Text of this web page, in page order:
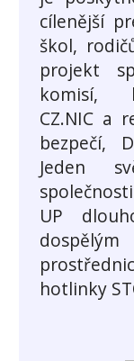
cílenější
škol,
projekt
komisí,
CZ.NIC a
bezpečí,
Jeden
UP
hotlinky